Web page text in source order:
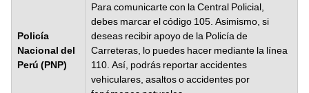
Policía
Nacional del
Perú (PNP)
Para comunicarte con la Central Policial,
debes marcar el código 105. Asimismo, si
deseas recibir apoyo de la Policía de
Carreteras, lo puedes hacer mediante la línea
110. Así, podrás reportar accidentes
vehiculares, asaltos o accidentes por